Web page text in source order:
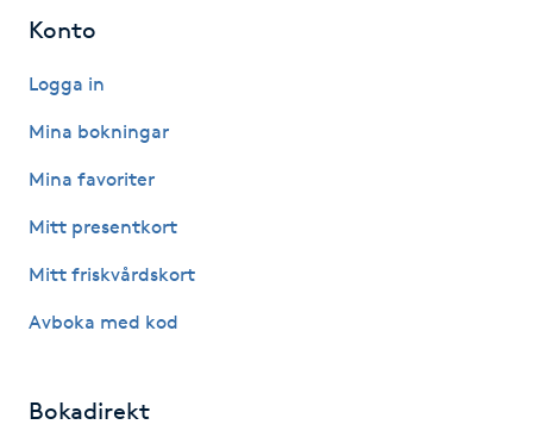
Hyaluronsyra
Hyperhidros
Hårborttagning
Hårvård
Konto
Logga in
Mina bokningar
Mina favoriter
Mitt presentkort
Mitt friskvårdskort
Avboka med kod
Bokadirekt